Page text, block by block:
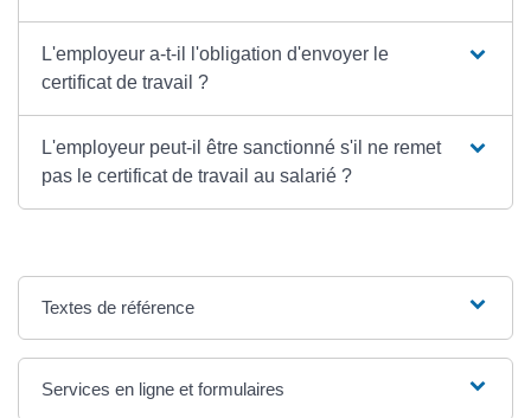
L'employeur a-t-il l'obligation d'envoyer le
certificat de travail ?
L'employeur peut-il être sanctionné s'il ne remet
pas le certificat de travail au salarié ?
Textes de référence
Services en ligne et formulaires